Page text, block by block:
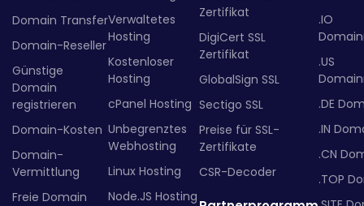
Domain Transfer
Domain-Reseller
Günstige
Domain
registrieren
Domain-Kosten
Domain-
Vermittlung
Freie Domain
Verwaltetes
Hosting
Kostenloser
Hosting
cPanel Hosting
Unbegrenztes
Webhosting
Linux Hosting
Node.JS Hosting
Zertifikat
DigiCert SSL
Zertifikat
GlobalSign SSL
Sectigo SSL
Preise für SSL-
Zertifikate
CSR-Decoder
.IO
.US
.DE
.IN
.CN
.TOP